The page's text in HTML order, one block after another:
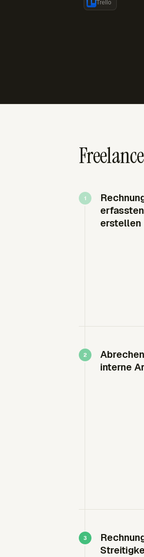
Trello
erstellen
interne